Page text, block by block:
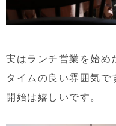
実はランチ営業を始め
タイムの良い雰囲気
開始は嬉しいです。